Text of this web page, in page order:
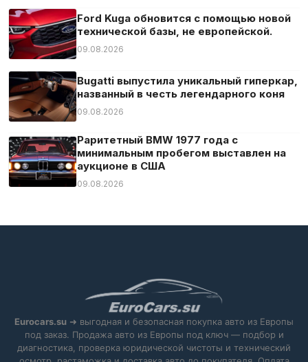
Электростекла Ford Kuga обновится с помощью новой
технической базы, не европейской.
09.08.2026
Bugatti выпустила уникальный гиперкар,
названный в честь легендарного коня
09.08.2026
Раритетный BMW 1977 года с
минимальным пробегом выставлен на
аукционе в США
09.08.2026
Eurocars.su ➜ выгодная и безопасная покупка авто из Европы
под заказ. Продажа авто из Европы под ключ — подбор и
диагностика, проверка юридической чистоты и технический